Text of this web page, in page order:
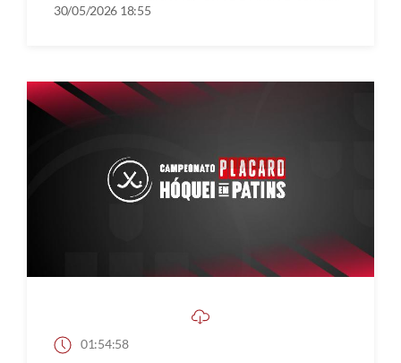
30/05/2026 18:55
01:54:58